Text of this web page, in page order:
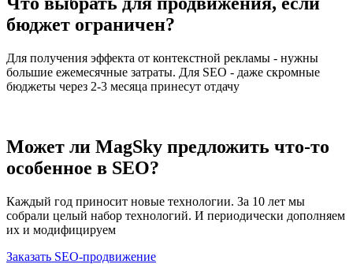
бюджет ограничен?
Для получения эффекта от контекстной рекламы - нужны
большие ежемесячные затраты. Для SEO - даже скромные
бюджеты через 2-3 месяца принесут отдачу
Может ли MagSky предложить что-то
особенное в SEO?
Каждый год приносит новые технологии. За 10 лет мы
собрали целый набор технологий. И периодически дополняем
их и модифицируем
Заказать SEO-продвижение